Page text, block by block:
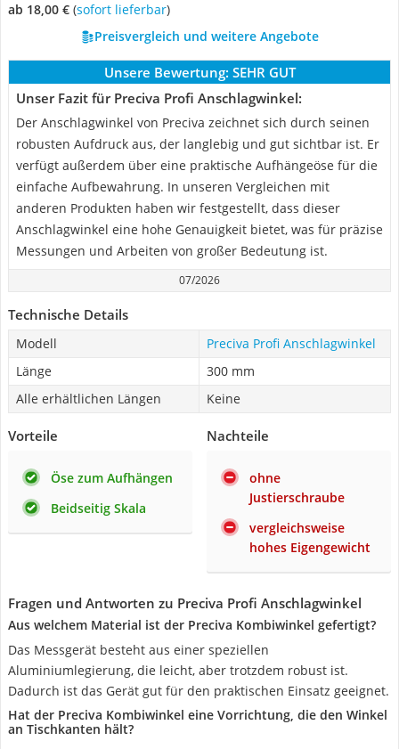
ab 18,00 € ( Sofort lieferbar)
Preisvergleich und weitere Angebote
Unsere Bewertung: SEHR GUT
Unser Fazit für Preciva Profi Anschlagwinkel:
Der Anschlagwinkel von Preciva zeichnet sich durch seinen
robusten Aufdruck aus, der langlebig und gut sichtbar ist. Er
verfügt außerdem über eine praktische Aufhängeöse für die
einfache Aufbewahrung. In unseren Vergleichen mit
anderen Produkten haben wir festgestellt, dass dieser
Anschlagwinkel eine hohe Genauigkeit bietet, was für präzise
Messungen und Arbeiten von großer Bedeutung ist.
07/2026
Technische Details
Modell
Preciva Profi Anschlagwinkel
Länge
300 mm
Alle erhältlichen Längen
Keine
Vorteile
Öse zum Aufhängen
Beidseitig Skala
Nachteile
ohne
Justierschraube
vergleichsweise
hohes Eigengewicht
Fragen und Antworten zu Preciva Profi Anschlagwinkel
Aus welchem Material ist der Preciva Kombiwinkel gefertigt?
Das Messgerät besteht aus einer speziellen
Aluminiumlegierung, die leicht, aber trotzdem robust ist.
Dadurch ist das Gerät gut für den praktischen Einsatz geeignet.
Hat der Preciva Kombiwinkel eine Vorrichtung, die den Winkel
an Tischkanten hält?